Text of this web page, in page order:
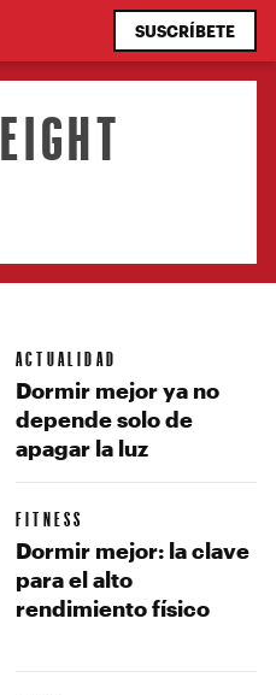
SUSCRÍBETE
EIGHT
ACTUALIDAD
Dormir mejor ya no
depende solo de
apagar la luz
FITNESS
Dormir mejor: la clave
para el alto
rendimiento físico